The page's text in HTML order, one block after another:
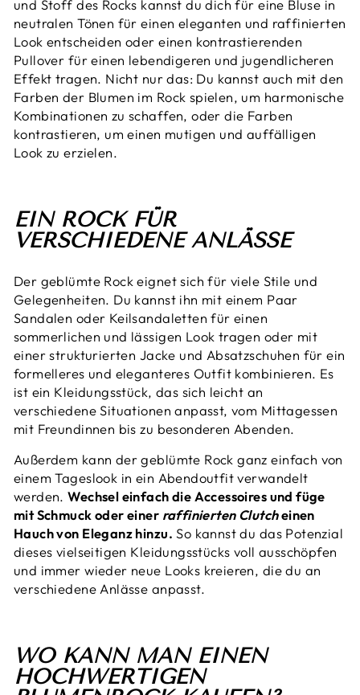
und Stoff des Rocks kannst du dich für eine Bluse in
neutralen Tönen für einen eleganten und raffinierten
Look entscheiden oder einen kontrastierenden
Pullover für einen lebendigeren und jugendlicheren
Effekt tragen. Nicht nur das: Du kannst auch mit den
Farben der Blumen im Rock spielen, um harmonische
Kombinationen zu schaffen, oder die Farben
kontrastieren, um einen mutigen und auffälligen
Look zu erzielen.
EIN ROCK FÜR
VERSCHIEDENE ANLÄSSE
Der geblümte Rock eignet sich für viele Stile und
Gelegenheiten. Du kannst ihn mit einem Paar
Sandalen oder Keilsandaletten für einen
sommerlichen und lässigen Look tragen oder mit
einer strukturierten Jacke und Absatzschuhen für ein
formelleres und eleganteres Outfit kombinieren. Es
ist ein Kleidungsstück, das sich leicht an
verschiedene Situationen anpasst, vom Mittagessen
mit Freundinnen bis zu besonderen Abenden.
Außerdem kann der geblümte Rock ganz einfach von
einem Tageslook in ein Abendoutfit verwandelt
werden.Wechsel einfach die Accessoires und füge
mit Schmuck oder einer raffinierten Clutcheinen
Hauch von Eleganz hinzu. So kannst du das Potenzial
dieses vielseitigen Kleidungsstücks voll ausschöpfen
und immer wieder neue Looks kreieren, die du an
verschiedene Anlässe anpasst.
WO KANN MAN EINEN
HOCHWERTIGEN